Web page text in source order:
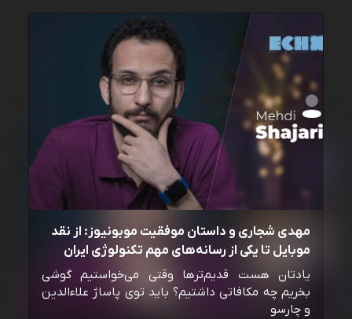
مهدی شجاری و داستان موفقیت موبونیوز: از نقد
موبایل تا یکی از رسانه‌‌های مهم تکنولوژی ایران
یادتان هست قدیم‌ترها وقتی می‌خواستیم گوشی
بخریم چه مکافاتی داشتیم؟ باید توی پاساژ علاءالدین
و چارسو